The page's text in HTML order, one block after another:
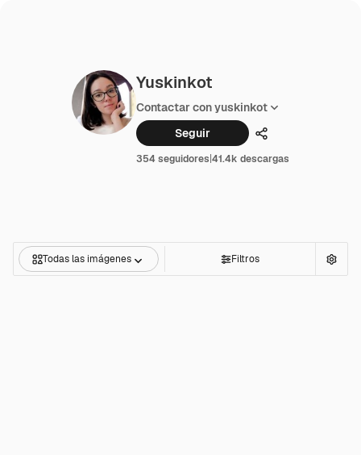
Yuskinkot
Contactar con yuskinkot
Seguir
Compartir
354 seguidores|41.4k descargas
Todas las imágenes Filtros